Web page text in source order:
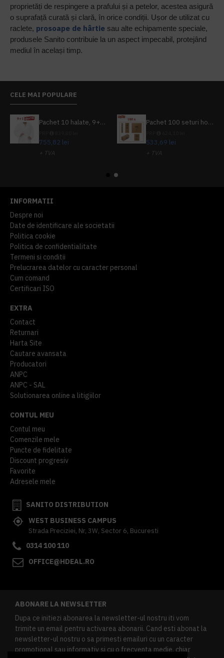
proprietăți de respingere a prafului și a petelor, acestea asigură
o suprafață curată și clară, în orice condiții. Ușor de utilizat cu
raclete, prosoape de hârtie sau alte echipamente speciale,
produsele Sanito contribuie la un aspect impecabil, protejând
mediul în același timp.
CELE MAI POPULARE
Pachet 10 halate, 9+1 gratuit
755,82 lei
+ TVA
Pachet 100 seturi hoteliere, set dentar, set barbierit, casca de dus, pila unghii, set cusut
533,69 lei
+ TVA
INFORMATII
Despre noi
Date de identificare ale societatii
Politica cookie
Politica de confidentialitate
Termeni si conditii
Prelucrarea datelor cu caracter personal
Cum comand
Certificari ISO
EXTRA
Contact
Returnari
Harta Site
Cautare avansata
Producatori
ANPC
ANPC - SAL
Solutionarea online a litigiilor
CONTUL MEU
Contul meu
Comenzile mele
Puncte de fidelitate
Discount progresiv
Favorite
Adresele mele
SANITO DISTRIBUTION
WEST BUSINESS CAMPUS
Strada Preciziei, Nr, 3W, Sector 6, Bucuresti
0314 100 110
OFFICE@HDEAL.RO
ABONARE LA NEWSLETTER
Dupa ce initiezi abonarea la newsletter-ul nostru iti vom
trimite un email pentru activarea abonarii. Cand esti abonat la
newsletter-ul nostru o sa primesti emailuri cu un caracter
promotional sau informativ si cu o frecventa medie, chiar